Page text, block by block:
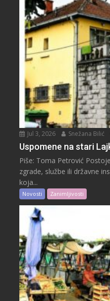
Jul 3, 2026 Snežana Bilić
Uspomene na stari
Piše: Toma Petrović
zgrade, službe ili državne
koja...
Novosti Zanimljivosti